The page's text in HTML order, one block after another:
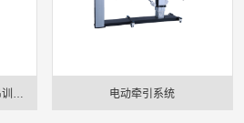
，他们大多是患有某些慢性病或职业
药物、手术等各种临床诊治，因此是
练
电动牵引系统